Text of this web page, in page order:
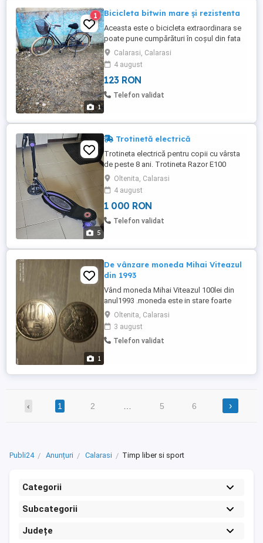
1
1 Bicicleta bitwin mare și rezistenta
Aceasta este o bicicleta extraordinara se
poate pune cumpărături în coșul din fata
cât și pe portbagajul din spate.Are o șa
foarte comoda se sta foarte bine pe ea ,
are far și stop pe spate care funcționează
pe dinam bicicleta este ca noua
cumpărată din Franța. La coarne are un arc
Calarasi, Calarasi
4 august
123 RON
Telefon validat
5
Trotinetă electrică
Trotineta electrică pentru copii cu vârsta
de peste 8 ani. Trotineta Razor E100
Power Core . Caracteristici tehnice: Atinge
o viteză de până la 18 km h Motor de 100
W cu tehnologie Power Core Până la 60 de
minute de mers continuu. Acumulator
plumb-acid, fără întreținere, reîncărcabil:
Oltenita, Calarasi
4 august
1 000 RON
Telefon validat
1
De vânzare moneda Mihai Viteazul
din 1993
Vând moneda Mihai Viteazul 100lei din
anul1993 .moneda este in stare foarte
buna.pret55000 euro
Oltenita, Calarasi
3 august
Telefon validat
‹ 1 2 5 6 ›
Publi24 Anunțuri Calarasi Timp liber si sport
Categorii
Subcategorii
Județe